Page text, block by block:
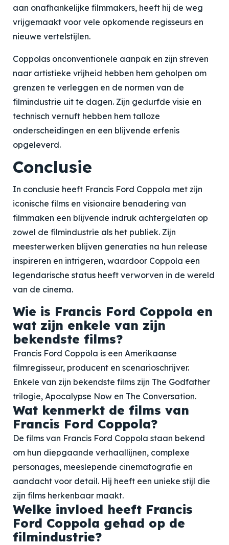
aan onafhankelijke filmmakers, heeft hij de weg
vrijgemaakt voor vele opkomende regisseurs en
nieuwe vertelstijlen.
Coppolas onconventionele aanpak en zijn streven
naar artistieke vrijheid hebben hem geholpen om
grenzen te verleggen en de normen van de
filmindustrie uit te dagen. Zijn gedurfde visie en
technisch vernuft hebben hem talloze
onderscheidingen en een blijvende erfenis
opgeleverd.
Conclusie
In conclusie heeft Francis Ford Coppola met zijn
iconische films en visionaire benadering van
filmmaken een blijvende indruk achtergelaten op
zowel de filmindustrie als het publiek. Zijn
meesterwerken blijven generaties na hun release
inspireren en intrigeren, waardoor Coppola een
legendarische status heeft verworven in de wereld
van de cinema.
Wie is Francis Ford Coppola en
wat zijn enkele van zijn
bekendste films?
Francis Ford Coppola is een Amerikaanse
filmregisseur, producent en scenarioschrijver.
Enkele van zijn bekendste films zijn The Godfather
trilogie, Apocalypse Now en The Conversation.
Wat kenmerkt de films van
Francis Ford Coppola?
De films van Francis Ford Coppola staan bekend
om hun diepgaande verhaallijnen, complexe
personages, meeslepende cinematografie en
aandacht voor detail. Hij heeft een unieke stijl die
zijn films herkenbaar maakt.
Welke invloed heeft Francis
Ford Coppola gehad op de
filmindustrie?